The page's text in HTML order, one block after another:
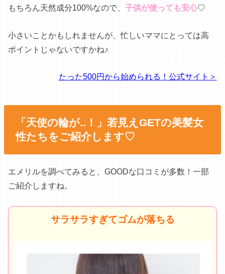
もちろん天然成分100%なので、子供が使っても安心♡
小さいことかもしれませんが、忙しいママにとっては高
ポイントじゃないですかね♪
たった500円から始められる！公式サイト＞
「天使の輪が..！」若見えGETの美髪女
性たちをご紹介します♡
エメリルを調べてみると、GOODな口コミが多数！一部
ご紹介しますね。
サラサラすぎてゴムが落ちる